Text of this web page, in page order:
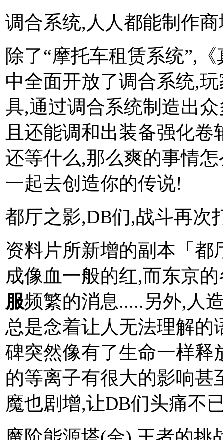
调合系统,人人都能制作
除了“摩托车租赁系统”,
中全面开放了调合系统,
具,通过调合系统制造出
且还能调和出装备强化
还等什么,那么爽的事情
一起去创造你的传说!
都厅之影,DB们,战斗再次
资料片所新增的副本「都
成像血一般的红,而东京
服频繁的消息.....另外,人
总是念着让人无法理解的
碑突然像有了生命一样释
的等离子有很大的影响甚
魔也剧增,让DB们头痛不